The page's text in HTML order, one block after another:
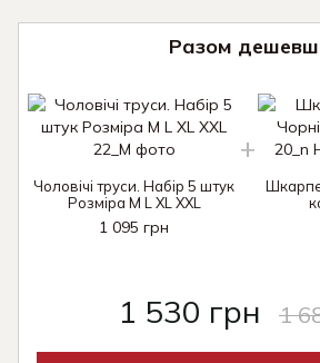
Разом
Чоловічі труси. Набір 5 штук
Розміра M L XL XXL
1 095 грн
1 530 грн 1